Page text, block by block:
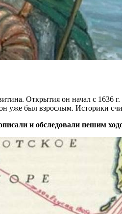
Открытия он начал с 1636
уже был взрослым. Историки
и обследовали пешим